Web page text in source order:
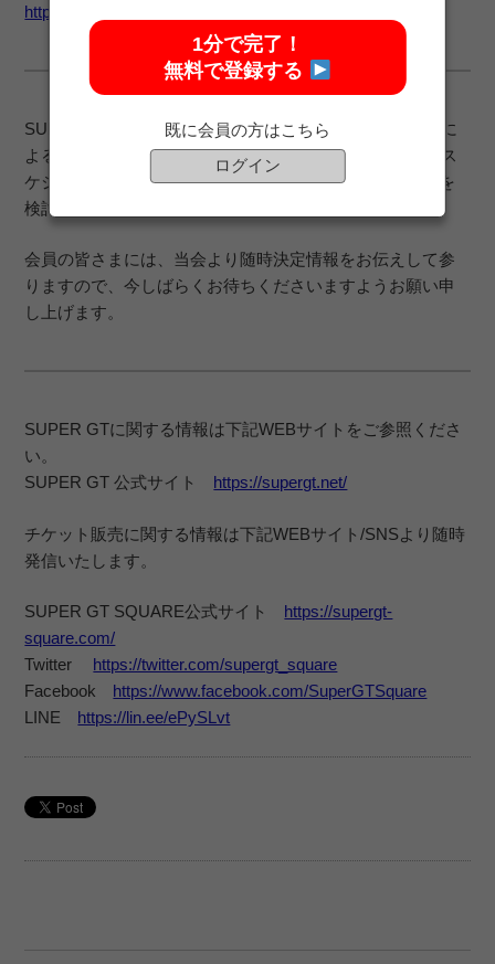
https://supergt-square.com/news/200330/
SUPER GTサポーターズクラブでは、今後、大会主催者に
よるSUPER GT開催に向けての方針・対応の決定、代替ス
ケジュールの決定を踏まえ、引き続き当会としての対応を
検討して参ります。
会員の皆さまには、当会より随時決定情報をお伝えして参
りますので、今しばらくお待ちくださいますようお願い申
し上げます。
SUPER GTに関する情報は下記WEBサイトをご参照くださ
い。
SUPER GT 公式サイト https://supergt.net/
チケット販売に関する情報は下記WEBサイト/SNSより随時
発信いたします。
SUPER GT SQUARE公式サイト https://supergt-
square.com/
Twitter https://twitter.com/supergt_square
Facebook https://www.facebook.com/SuperGTSquare
LINE https://lin.ee/ePySLvt
1分で完了！
無料で登録する
既に会員の方はこちら
ログイン